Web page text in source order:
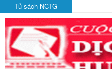
Tủ sách NCTG